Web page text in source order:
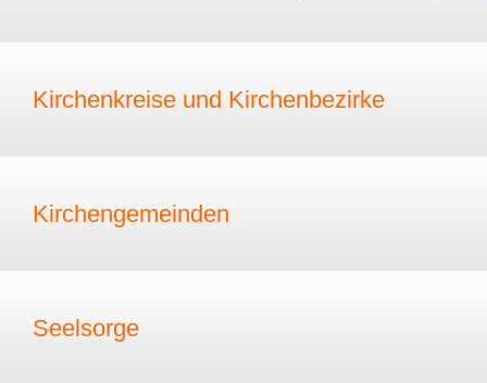
Kirchenkreise und Kirchenbezirke
Kirchengemeinden
Seelsorge